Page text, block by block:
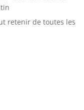
retenir de toutes les